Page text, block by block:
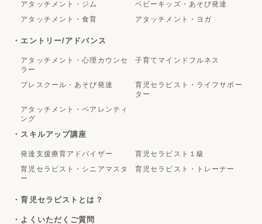
アタッチメント・ジム
ベビーキッズ・あそび発達
アタッチメント・食育
アタッチメント・ヨガ
・エントリー/アドバンス
アタッチメント・心理カウンセ
ラー
子育てマインドフルネス
プレスクール・あそび発達
育児セラピスト・ライフサポー
ター
アタッチメント・ペアレンティ
ング
・スキルアップ講座
発達支援療育アドバイザー
育児セラピスト１級
育児セラピスト・シニアマスタ
ー
育児セラピスト・トレーナー
・育児セラピストとは？
・よくいただくご質問